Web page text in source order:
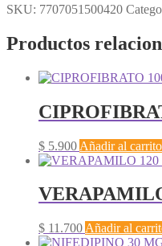
SKU: 7707051500420
Productos
$ 5.900 Añadir al carrito
$ 11.700 Añadir al